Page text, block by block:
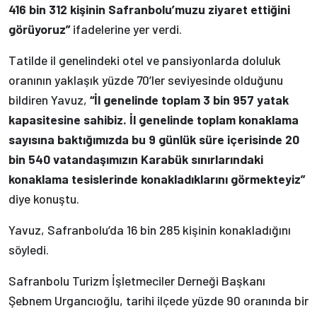
416 bin 312 kişinin Safranbolu’muzu ziyaret ettiğini
görüyoruz”ifadelerine yer verdi.
Tatilde il genelindeki otel ve pansiyonlarda doluluk
oranının yaklaşık yüzde 70’ler seviyesinde olduğunu
bildiren Yavuz, “İl genelinde toplam 3 bin 957 yatak
kapasitesine sahibiz. İl genelinde toplam konaklama
sayısına baktığımızda bu 9 günlük süre içerisinde 20
bin 540 vatandaşımızın Karabük sınırlarındaki
konaklama tesislerinde konakladıklarını görmekteyiz”
diye konuştu.
Yavuz, Safranbolu’da 16 bin 285 kişinin konakladığını
söyledi.
Safranbolu Turizm İşletmeciler Derneği Başkanı
Şebnem Urgancıoğlu, tarihi ilçede yüzde 90 oranında bir